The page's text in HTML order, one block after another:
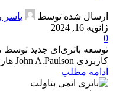
ارسال شده توسط
یاسر
ژانویه 16, 2024
0
توسعه باتری‌ای جدید
کاربردی John A.Paulson هاروارد. محققان دانشکده علوم و م...
ادامه مطلب